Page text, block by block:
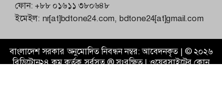
ফোন: +৮৮ ০১৬১১ ৩৮০৬৪৮
ইমেইল: nr[at]bdtone24.com, bdtone24[at]gmail.com
বাংলাদেশ সরকার অনুমোদিত নিবন্ধন নম্বর: আবেদনকৃত |©২০২৬
বিডিটোন২৪.কমকর্তৃক সর্বসত্ব ® সংরক্ষিত | ওয়েবসাইটের কোন